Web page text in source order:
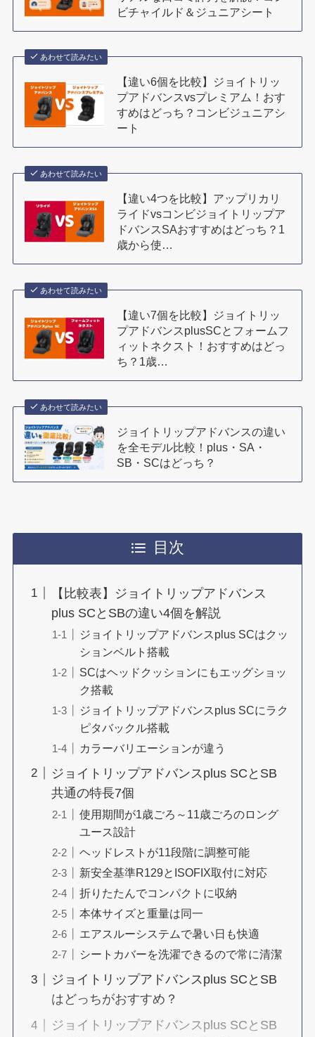
ビチャイルド＆ジュニアシート
あわせて読みたい
【違い6個を比較】ジョイトリッ
プアドバンスvsプレミアム！おす
すめはどっち？コンビジュニアシ
ート
あわせて読みたい
【違い4つを比較】アップリカリ
ライドvsコンビジョイトリップア
ドバンスSAおすすめはどっち？1
歳から使…
あわせて読みたい
【違い7個を比較】ジョイトリッ
プアドバンスplusSCとフォームフ
ィットネクスト！おすすめはどっ
ち？1歳…
あわせて読みたい
ジョイトリップアドバンスの違い
を全モデル比較！plus・SA・
SB・SCはどっち？
目次
【比較表】ジョイトリップアドバンス
plus SCとSBの違い4個を解説
ジョイトリップアドバンスplus SCはクッ
ションベルト搭載
SCはヘッドクッションにもエッグショッ
ク搭載
ジョイトリップアドバンスplus SCにラク
ピタバックル搭載
カラーバリエーションが違う
ジョイトリップアドバンスplus SCとSB
共通の特長7個
使用期間が1歳ごろ～11歳ごろのロング
ユース設計
ヘッドレストが11段階に調整可能
新安全基準R129とISOFIX取付に対応
折りたたんでコンパクトに収納
本体サイズと重量は同一
エアスルーシステムで暑い日も快適
シートカバーを洗濯できるので常に清潔
ジョイトリップアドバンスplus SCとSB
はどっちがおすすめ？
ジョイトリップアドバンスplus SCとSB